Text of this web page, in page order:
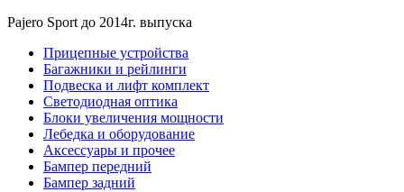
Pajero Sport до 2014г. выпуска
Прицепные устройства
Багажники и рейлинги
Подвеска и лифт комплект
Светодиодная оптика
Блоки увеличения мощности
Лебедка и оборудование
Аксессуары и прочее
Бампер передний
Бампер задний